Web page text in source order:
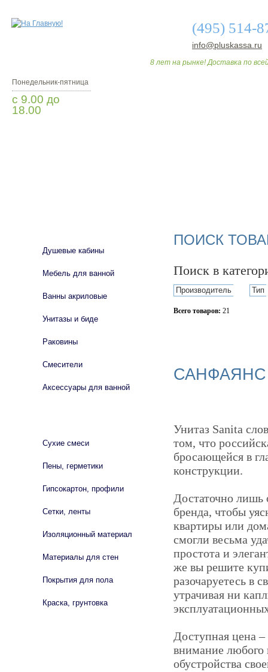
(495) 514-
info@pluskassa.ru
8 лет на рынке! Доставка по
Понедельник-пятница
с 9.00 до
18.00
ПОИСК
Поиск в
Производитель Тип
Всего товаров: 21
САНФАЯНС
Унитаз Sanita
том, что
бросающейся в
конструкции.
Достаточно лишь
бренда, чтобы
квартиры или
смогли весьма
простота и
же вы решите
разочаруетесь в
утрачивая ни
Доступная цена
внимание любого
обустройства
Душевые кабины
Мебель для ванной
Ванны акриловые
Унитазы и биде
Раковины
Смесители
Аксессуары для ванной
Сухие смеси
Пены, герметики
Гипсокартон, профили
Сетки, ленты
Изоляционный материал
Материалы для стен
Покрытия для пола
Краска, грунтовка